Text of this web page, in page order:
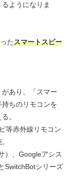
るようになりま
たスマートスピー
あり、「スマー
ちのリモコンを
。
等赤外線リモコン
、Googleアシス
SwitchBotシリーズ